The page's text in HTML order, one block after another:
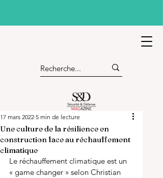
Une culture de la résilience en
construction face au réchauffement
climatique
17 mars 2022 5 min de lecture
Le réchauffement climatique est un
« game changer » selon Christian